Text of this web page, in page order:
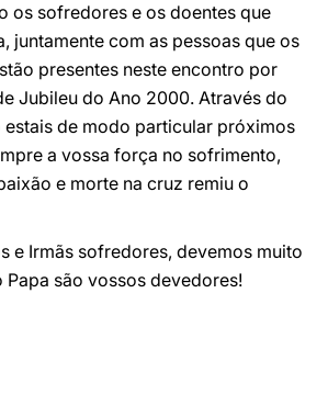
os sofredores e os doentes que
juntamente com as pessoas que os
presentes neste encontro por
Jubileu do Ano 2000. Através do
de modo particular próximos
a vossa força no sofrimento,
e morte na cruz remiu o
e Irmãs sofredores, devemos muito
Papa são vossos devedores!